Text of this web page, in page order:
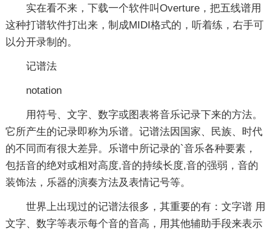
实在看不来，下载一个软件叫Overture，把五线谱用
这种打谱软件打出来，制成MIDI格式的，听着练，右手可
以分开录制的。
记谱法
notation
用符号、文字、数字或图表将音乐记录下来的方法。
它所产生的记录即称为乐谱。记谱法因国家、民族、时代
的不同而有很大差异。乐谱中所记录的`音乐各种要素，
包括音的绝对或相对高度,音的持续长度,音的强弱，音的
装饰法，乐器的演奏方法及表情记号等。
世界上出现过的记谱法很多，其重要的有：文字谱 用
文字、数字等表示每个音的音高，用其他辅助手段来表示